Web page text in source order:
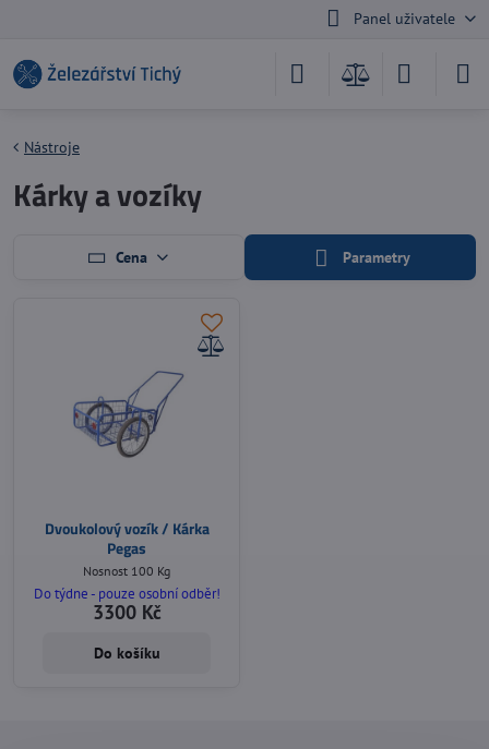
Panel uživatele
Nástroje
Kárky a vozíky
Cena Parametry
Dvoukolový vozík / Kárka
Pegas
Nosnost 100 Kg
Do týdne - pouze osobní odběr!
3300 Kč
Do košíku